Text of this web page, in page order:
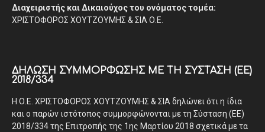
Διαχειριστής και Δικαιούχος του ονόματος τομέα:
ΧΡΙΣΤΟΦΟΡΟΣ ΧΟΥΤΖΟΥΜΗΣ & ΣΙΑ Ο.Ε.
ΔΉΛΩΣΗ ΣΥΜΜΌΡΦΩΣΗΣ ΜΕ ΤΗ ΣΎΣΤΑΣΗ (ΕΕ)
2018/334
Η Ο.Ε. ΧΡΙΣΤΟΦΟΡΟΣ ΧΟΥΤΖΟΥΜΗΣ & ΣΙΑ δηλώνει ότι η ίδια
και ο παρών ιστότοπος συμμορφώνονται με τη Σύσταση (ΕΕ)
2018/334 της Επιτροπής της 1ης Μαρτίου 2018 σχετικά με τα